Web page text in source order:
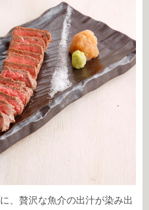
、贅沢な魚介の出汁が染み出